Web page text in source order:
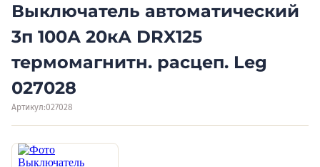
Выключатель автоматический
3п 100А 20кА DRX125
термомагнитн. расцеп. Leg
027028
Артикул:027028